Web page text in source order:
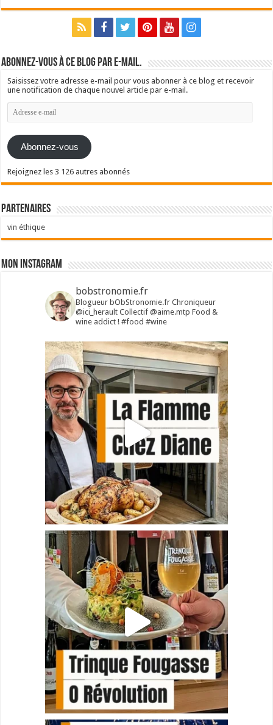
Abonnez-vous à ce blog par e-mail.
Saisissez votre adresse e-mail pour vous abonner à ce blog et recevoir
une notification de chaque nouvel article par e-mail.
Adresse
e-
Abonnez-vous
Rejoignez les 3 126 autres abonnés
Partenaires
vin éthique
Mon Instagram
bobstronomie.fr
Blogueur bObStronomie.fr Chroniqueur
@ici_heraultCollectif @aime.mtp Food &
wine addict !#food #wine